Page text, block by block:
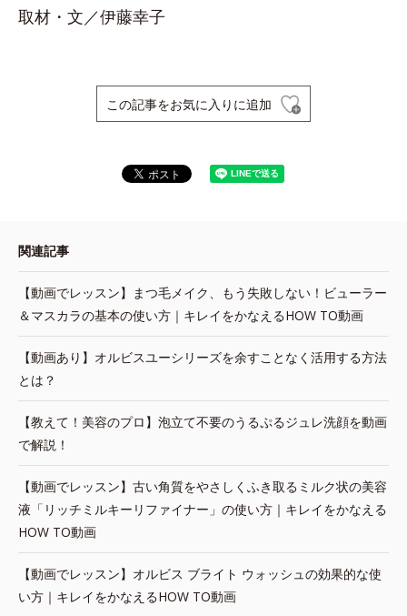
取材・文／伊藤幸子
この記事をお気に入りに追加
関連記事
【動画でレッスン】まつ毛メイク、もう失敗しない！ビューラー
＆マスカラの基本の使い方｜キレイをかなえるHOW TO動画
【動画あり】オルビスユーシリーズを余すことなく活用する方法
とは？
【教えて！美容のプロ】泡立て不要のうるぷるジュレ洗顔を動画
で解説！
【動画でレッスン】古い角質をやさしくふき取るミルク状の美容
液「リッチミルキーリファイナー」の使い方｜キレイをかなえる
HOW TO動画
【動画でレッスン】オルビス ブライト ウォッシュの効果的な使
い方｜キレイをかなえるHOW TO動画